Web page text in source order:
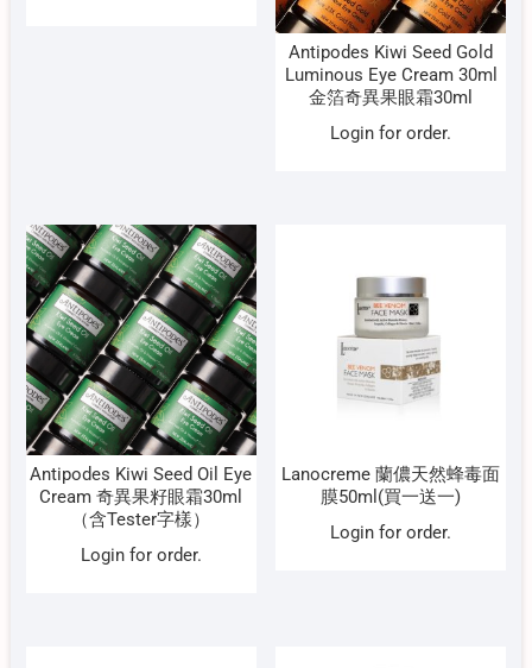
Antipodes Kiwi Seed Gold
Luminous Eye Cream 30ml
金箔奇異果眼霜30ml
Login for order.
Antipodes Kiwi Seed Oil Eye
Cream 奇異果籽眼霜30ml
（含Tester字樣）
Login for order.
Lanocreme 蘭儂天然蜂毒面
膜50ml(買一送一)
Login for order.